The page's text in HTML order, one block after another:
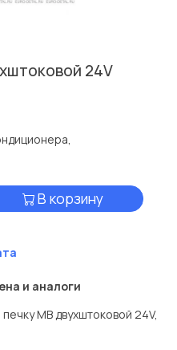
24V
В корзину
и аналоги
МВ двухштоковой 24V,